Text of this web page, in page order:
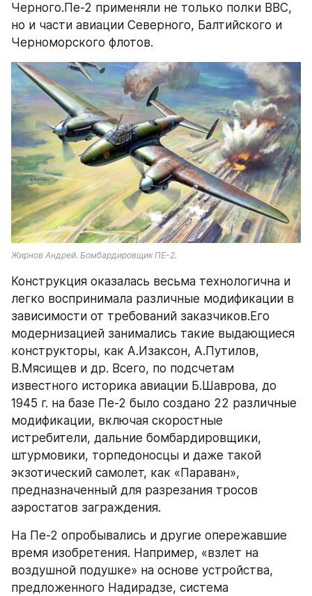
Черного.Пе-2 применяли не только полки ВВС,
но и части авиации Северного, Балтийского и
Черноморского флотов.
Жирнов Андрей. Бомбардировщик ПЕ-2.
Конструкция оказалась весьма технологична и
легко воспринимала различные модификации в
зависимости от требований заказчиков.Его
модернизацией занимались такие выдающиеся
конструкторы, как А.Изаксон, А.Путилов,
В.Мясищев и др. Всего, по подсчетам
известного историка авиации Б.Шаврова, до
1945 г. на базе Пе-2 было создано 22 различные
модификации, включая скоростные
истребители, дальние бомбардировщики,
штурмовики, торпедоносцы и даже такой
экзотический самолет, как «Параван»,
предназначенный для разрезания тросов
аэростатов заграждения.
На Пе-2 опробывались и другие опережавшие
время изобретения. Например, «взлет на
воздушной подушке» на основе устройства,
предложенного Надирадзе, система